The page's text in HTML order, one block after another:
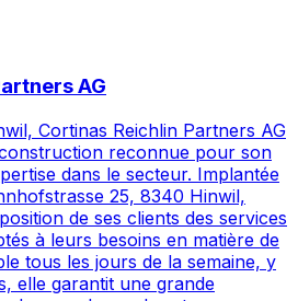
AG
Cortinas Reichlin Partners AG
reconnue pour son
dans le secteur. Implantée
25, 8340 Hinwil,
de ses clients des services
à leurs besoins en matière de
tous les jours de la semaine, y
elle garantit une grande